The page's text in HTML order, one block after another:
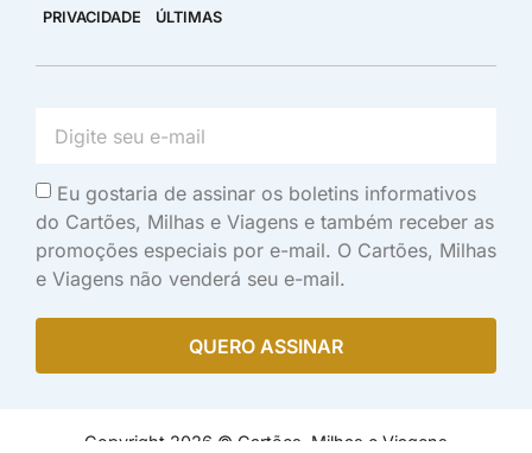
PRIVACIDADE
ÚLTIMAS
Eu gostaria de assinar os boletins informativos
do Cartões, Milhas e Viagens e também receber as
promoções especiais por e-mail. O Cartões, Milhas
e Viagens não venderá seu e-mail.
QUERO ASSINAR
Copyright 2026 © Cartões, Milhas e Viagens